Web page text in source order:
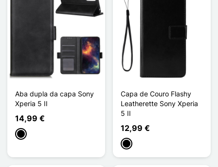
Aba dupla da capa Sony
Xperia 5 II
14,99 €
Preto
Capa de Couro Flashy
Leatherette Sony Xperia
5 II
12,99 €
Preto